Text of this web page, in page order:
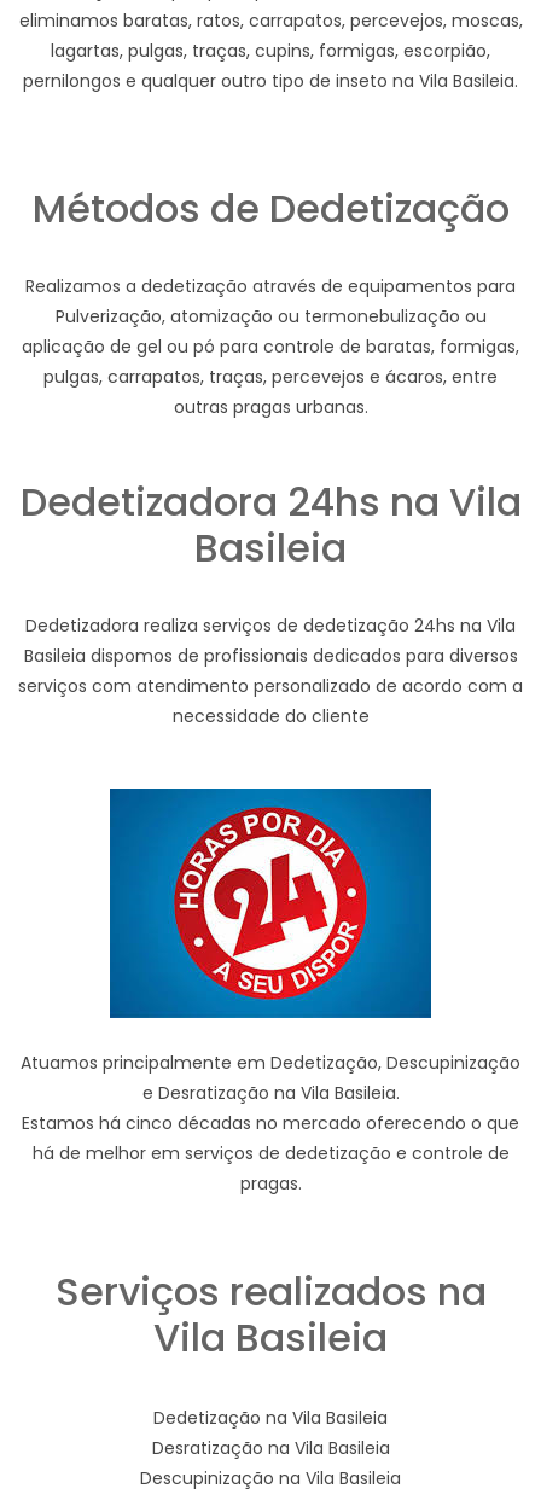
eliminamos baratas, ratos, carrapatos, percevejos, moscas,
lagartas, pulgas, traças, cupins, formigas, escorpião,
pernilongos e qualquer outro tipo de inseto na Vila Basileia.
Métodos de Dedetização
Realizamos a dedetização através de equipamentos para
Pulverização, atomização ou termonebulização ou
aplicação de gel ou pó para controle de baratas, formigas,
pulgas, carrapatos, traças, percevejos e ácaros, entre
outras pragas urbanas.
Dedetizadora 24hs na Vila
Basileia
Dedetizadora realiza serviços de dedetização 24hs na Vila
Basileia dispomos de profissionais dedicados para diversos
serviços com atendimento personalizado de acordo com a
necessidade do cliente
Atuamos principalmente em Dedetização, Descupinização
e Desratização na Vila Basileia.
Estamos há cinco décadas no mercado oferecendo o que
há de melhor em serviços de dedetização e controle de
pragas.
Serviços realizados na
Vila Basileia
Dedetização na Vila Basileia
Desratização na Vila Basileia
Descupinização na Vila Basileia